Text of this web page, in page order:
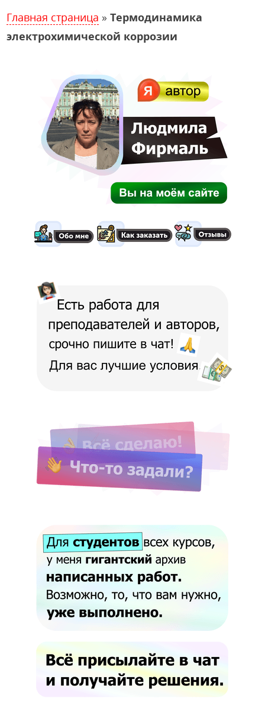
Главная страница »Термодинамика
электрохимической коррозии